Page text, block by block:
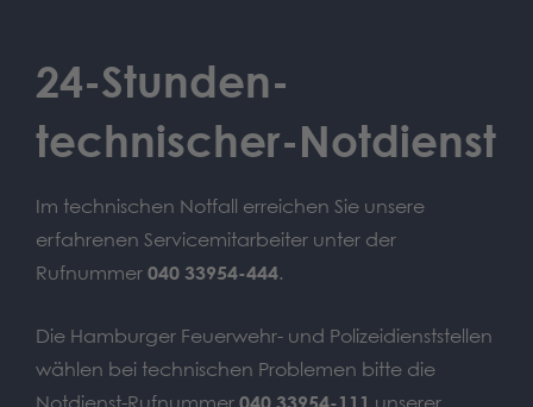
24-Stunden-
technischer-Notdienst
Im technischen Notfall erreichen Sie unsere
erfahrenen Servicemitarbeiter unter der
Rufnummer 040 33954-444.
Die Hamburger Feuerwehr- und Polizeidienststellen
wählen bei technischen Problemen bitte die